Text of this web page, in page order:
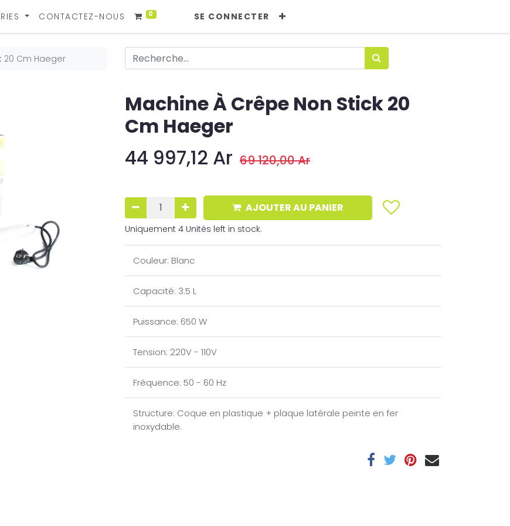
CONTACTEZ-NOUS 0 SE CONNECTER
20 Cm Haeger
Machine À Crêpe Non Stick 20
Cm Haeger
44 997,12 Ar 69 120,00Ar
AJOUTER AU PANIER
Uniquement 4 Unités left in stock.
Couleur: Blanc
Capacité: 3.5 L
Puissance: 650 W
Tension: 220V - 110V
Fréquence: 50 - 60 Hz
Structure: Coque en plastique + plaque latérale peinte en fer
inoxydable.